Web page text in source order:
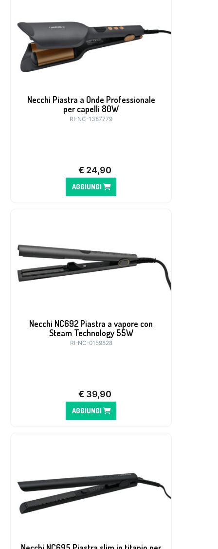
Necchi Piastra a Onde Professionale
per capelli 80W
RI-NC-1387779
€ 24,90
AGGIUNGI
Necchi NC692 Piastra a vapore con
Steam Technology 55W
RI-NC-0159828
€ 39,90
AGGIUNGI